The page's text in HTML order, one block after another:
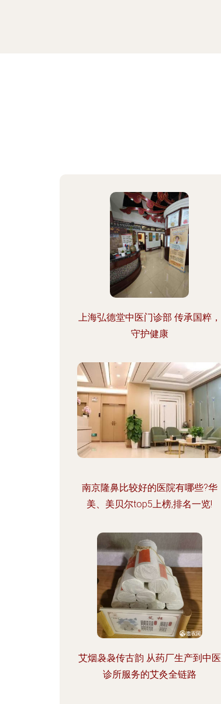
上海弘德堂中医门诊部 传承国粹，
守护健康
南京隆鼻比较好的医院有哪些?华
美、美贝尔top5上榜,排名一览!
艾烟袅袅传古韵 从药厂生产到中医
诊所服务的艾灸全链路